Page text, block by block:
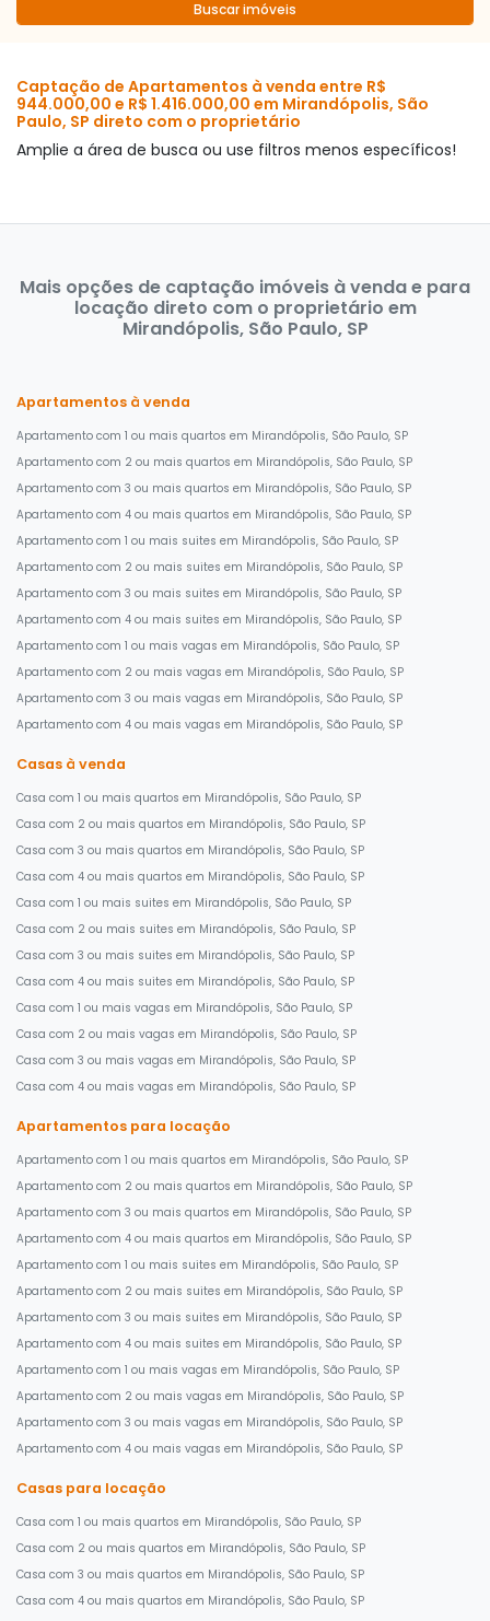
Buscar imóveis
Captação de Apartamentos à venda entre R$
944.000,00 e R$ 1.416.000,00 em Mirandópolis, São
Paulo, SP direto com o proprietário
Amplie a área de busca ou use filtros menos específicos!
Mais opções de captação imóveis à venda e para
locação direto com o proprietário em
Mirandópolis, São Paulo, SP
Apartamentos à venda
Apartamento com 1 ou mais quartos em Mirandópolis, São Paulo, SP
Apartamento com 2 ou mais quartos em Mirandópolis, São Paulo, SP
Apartamento com 3 ou mais quartos em Mirandópolis, São Paulo, SP
Apartamento com 4 ou mais quartos em Mirandópolis, São Paulo, SP
Apartamento com 1 ou mais suites em Mirandópolis, São Paulo, SP
Apartamento com 2 ou mais suites em Mirandópolis, São Paulo, SP
Apartamento com 3 ou mais suites em Mirandópolis, São Paulo, SP
Apartamento com 4 ou mais suites em Mirandópolis, São Paulo, SP
Apartamento com 1 ou mais vagas em Mirandópolis, São Paulo, SP
Apartamento com 2 ou mais vagas em Mirandópolis, São Paulo, SP
Apartamento com 3 ou mais vagas em Mirandópolis, São Paulo, SP
Apartamento com 4 ou mais vagas em Mirandópolis, São Paulo, SP
Casas à venda
Casa com 1 ou mais quartos em Mirandópolis, São Paulo, SP
Casa com 2 ou mais quartos em Mirandópolis, São Paulo, SP
Casa com 3 ou mais quartos em Mirandópolis, São Paulo, SP
Casa com 4 ou mais quartos em Mirandópolis, São Paulo, SP
Casa com 1 ou mais suites em Mirandópolis, São Paulo, SP
Casa com 2 ou mais suites em Mirandópolis, São Paulo, SP
Casa com 3 ou mais suites em Mirandópolis, São Paulo, SP
Casa com 4 ou mais suites em Mirandópolis, São Paulo, SP
Casa com 1 ou mais vagas em Mirandópolis, São Paulo, SP
Casa com 2 ou mais vagas em Mirandópolis, São Paulo, SP
Casa com 3 ou mais vagas em Mirandópolis, São Paulo, SP
Casa com 4 ou mais vagas em Mirandópolis, São Paulo, SP
Apartamentos para locação
Apartamento com 1 ou mais quartos em Mirandópolis, São Paulo, SP
Apartamento com 2 ou mais quartos em Mirandópolis, São Paulo, SP
Apartamento com 3 ou mais quartos em Mirandópolis, São Paulo, SP
Apartamento com 4 ou mais quartos em Mirandópolis, São Paulo, SP
Apartamento com 1 ou mais suites em Mirandópolis, São Paulo, SP
Apartamento com 2 ou mais suites em Mirandópolis, São Paulo, SP
Apartamento com 3 ou mais suites em Mirandópolis, São Paulo, SP
Apartamento com 4 ou mais suites em Mirandópolis, São Paulo, SP
Apartamento com 1 ou mais vagas em Mirandópolis, São Paulo, SP
Apartamento com 2 ou mais vagas em Mirandópolis, São Paulo, SP
Apartamento com 3 ou mais vagas em Mirandópolis, São Paulo, SP
Apartamento com 4 ou mais vagas em Mirandópolis, São Paulo, SP
Casas para locação
Casa com 1 ou mais quartos em Mirandópolis, São Paulo, SP
Casa com 2 ou mais quartos em Mirandópolis, São Paulo, SP
Casa com 3 ou mais quartos em Mirandópolis, São Paulo, SP
Casa com 4 ou mais quartos em Mirandópolis, São Paulo, SP